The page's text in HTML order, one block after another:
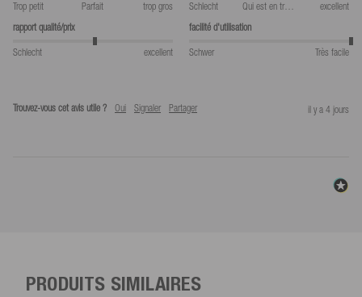
Trop petit Parfait trop gros Schlecht Qui est en train de manger
excellent
rapport qualité/prix
Schlecht excellent
facilité d'utilisation
Schwer Très facile
Trouvez-vous cet avis utile ? Oui Signaler Partager il y a 4 jours
PRODUITS SIMILAIRES